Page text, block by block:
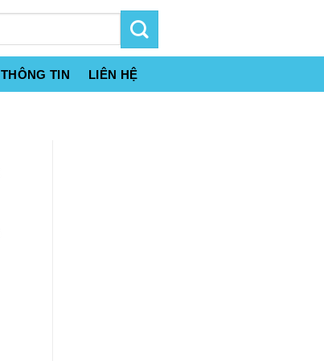
THÔNG TIN LIÊN HỆ